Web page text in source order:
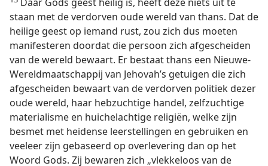
staan met de verdorven oude wereld van thans. Dat de
heilige geest op iemand rust, zou zich dus moeten
manifesteren doordat die persoon zich afgescheiden
van de wereld bewaart. Er bestaat thans een Nieuwe-
Wereldmaatschappij van Jehovah’s getuigen die zich
afgescheiden bewaart van de verdorven politiek dezer
oude wereld, haar hebzuchtige handel, zelfzuchtige
materialisme en huichelachtige religiën, welke zijn
besmet met heidense leerstellingen en gebruiken en
veeleer zijn gebaseerd op overlevering dan op het
Woord Gods. Zij bewaren zich „vlekkeloos van de